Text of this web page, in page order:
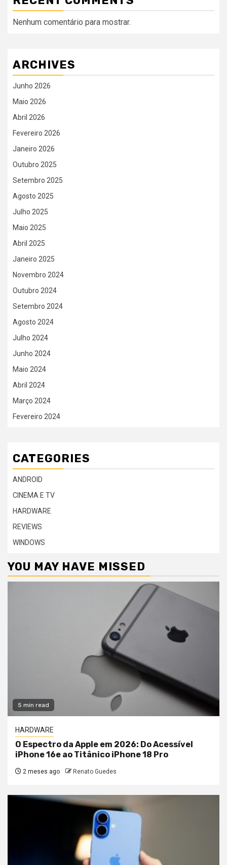
Nenhum comentário para mostrar.
ARCHIVES
Junho 2026
Maio 2026
Abril 2026
Fevereiro 2026
Janeiro 2026
Outubro 2025
Setembro 2025
Agosto 2025
Julho 2025
Maio 2025
Abril 2025
Janeiro 2025
Novembro 2024
Outubro 2024
Setembro 2024
Agosto 2024
Julho 2024
Junho 2024
Maio 2024
Abril 2024
Março 2024
Fevereiro 2024
CATEGORIES
ANDROID
CINEMA E TV
HARDWARE
REVIEWS
WINDOWS
YOU MAY HAVE MISSED
5 min read
HARDWARE
O Espectro da Apple em 2026: Do Acessível
iPhone 16e ao Titânico iPhone 18 Pro
2 meses ago Renato Guedes